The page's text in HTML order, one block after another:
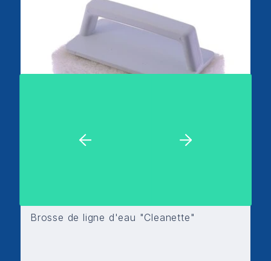
Brosse de ligne d'eau "Cleanette"